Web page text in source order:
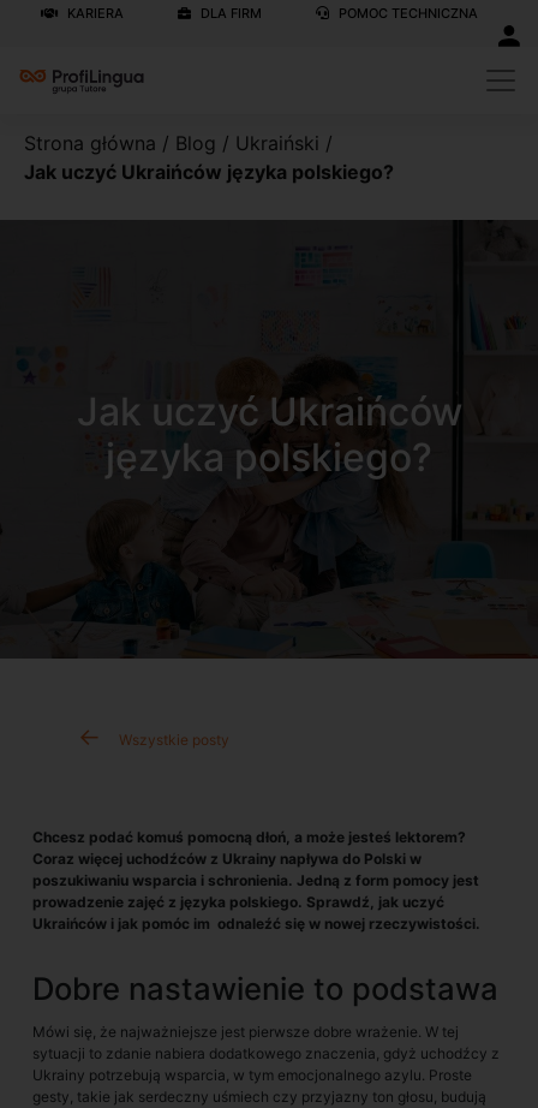
KARIERA DLA FIRM POMOC TECHNICZNA
Strona główna / Blog / Ukraiński /
Jak uczyć Ukraińców języka polskiego?
Jak uczyć Ukraińców
języka polskiego?
Wszystkie posty
Chcesz podać komuś pomocną dłoń, a może jesteś lektorem?
Coraz więcej uchodźców z Ukrainy napływa do Polski w
poszukiwaniu wsparcia i schronienia. Jedną z form pomocy jest
prowadzenie zajęć z języka polskiego. Sprawdź, jak uczyć
Ukraińców i jak pomóc im odnaleźć się w nowej rzeczywistości.
Dobre nastawienie to podstawa
Mówi się, że najważniejsze jest pierwsze dobre wrażenie. W tej
sytuacji to zdanie nabiera dodatkowego znaczenia, gdyż uchodźcy z
Ukrainy potrzebują wsparcia, w tym emocjonalnego azylu. Proste
gesty, takie jak serdeczny uśmiech czy przyjazny ton głosu, budują